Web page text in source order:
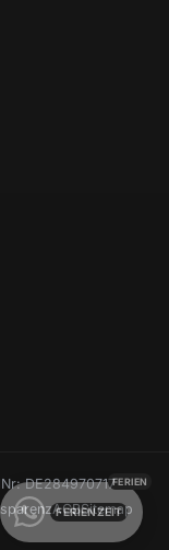
DE284970717
AGBSitemap
FERIENZEIT